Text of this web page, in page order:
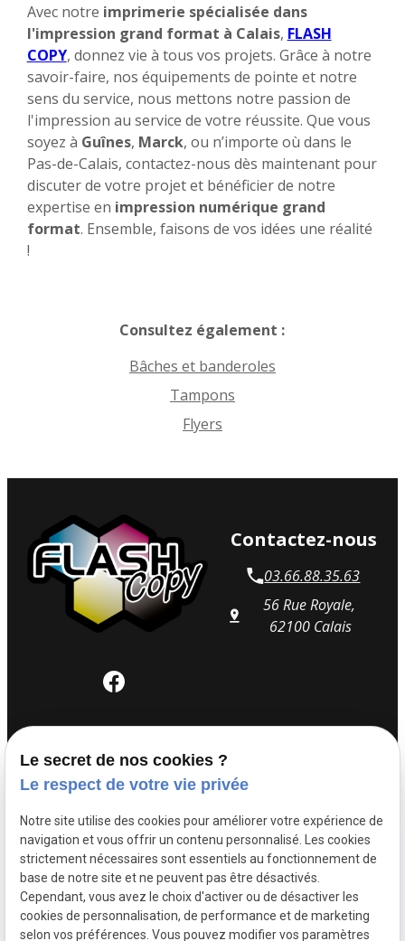
Avec notre imprimerie spécialisée dans
l'impression grand format à Calais, FLASH
COPY, donnez vie à tous vos projets. Grâce à notre
savoir-faire, nos équipements de pointe et notre
sens du service, nous mettons notre passion de
l'impression au service de votre réussite. Que vous
soyez à Guînes, Marck, ou n’importe où dans le
Pas-de-Calais, contactez-nous dès maintenant pour
discuter de votre projet et bénéficier de notre
expertise en impression numérique grand
format. Ensemble, faisons de vos idées une réalité
!
Consultez également :
Bâches et banderoles
Tampons
Flyers
Contactez-nous
03.66.88.35.63
56 Rue Royale,
62100 Calais
Horaires
Lundi : 14h00 -18h00
18h00
Vendredi : 09h00 - 12h00 - 14h00 - 17h00
Mentions légales
Numéro de TVA: :
Le secret de nos cookies ?
Le respect de votre vie privée
Notre site utilise des cookies pour améliorer votre expérience de
navigation et vous offrir un contenu personnalisé. Les cookies
strictement nécessaires sont essentiels au fonctionnement de
base de notre site et ne peuvent pas être désactivés.
Cependant, vous avez le choix d'activer ou de désactiver les
cookies de personnalisation, de performance et de marketing
selon vos préférences. Vous pouvez modifier vos paramètres